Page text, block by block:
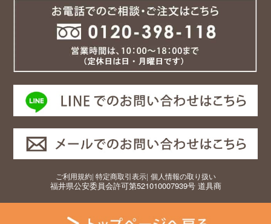
ご利用規約| 特定商取引表示| 個人情報の取り扱い
福井県公安委員会許可第521010007939号 道具商